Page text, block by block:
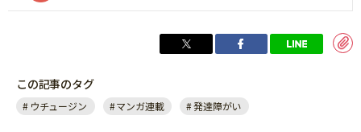
この記事のタグ
ウチュージン マンガ連載 発達障がい